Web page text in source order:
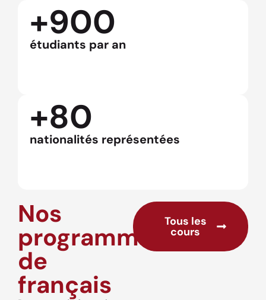
+900
étudiants par an
+80
nationalités représentées
Nos
programmes
de
français
Tous les
cours